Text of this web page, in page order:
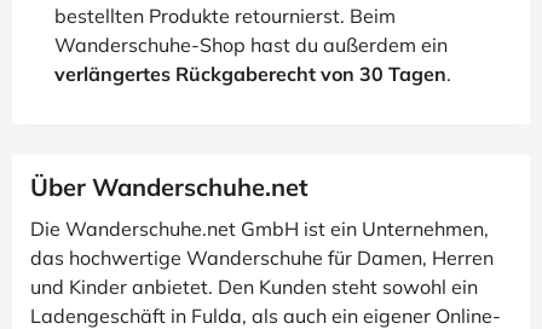
bestellten Produkte retournierst. Beim
Wanderschuhe-Shop hast du außerdem ein
verlängertes Rückgaberecht von 30 Tagen.
Über Wanderschuhe.net
Die Wanderschuhe.net GmbH ist ein Unternehmen,
das hochwertige Wanderschuhe für Damen, Herren
und Kinder anbietet. Den Kunden steht sowohl ein
Ladengeschäft in Fulda, als auch ein eigener Online-